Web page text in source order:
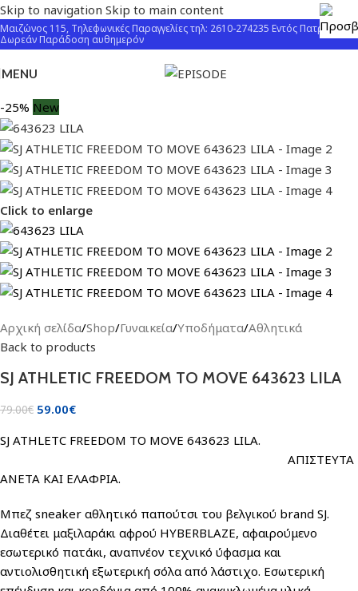
Skip to navigation Skip to main content
Μαιζώνος 115, Τηλεφωνικές Παραγγελίες τηλ: 2610-274235 Εντός Πατρών
Δωρεάν Παράδοση αυθημερόν
MENU
-25% New
Click to enlarge
Αρχική σελίδα/Shop/Γυναικεία/Υποδήματα/Αθλητικά
Back to products
SJ ATHLETIC FREEDOM TO MOVE 643623 LILA
79.00€ 59.00€
SJ ATHLETC FREEDOM TO MOVE 643623 LILA.
ΑΠΙΣΤΕΥΤΑ
ΑΝΕΤΑ ΚΑΙ ΕΛΑΦΡΙΑ.
Μπεζ sneaker αθλητικό παπούτσι του βελγικού brand SJ.
Διαθέτει μαξιλαράκι αφρού HYBERBLAZE, αφαιρούμενο
εσωτερικό πατάκι, αναπνέον τεχνικό ύφασμα και
αντιολισθητική εξωτερική σόλα από λάστιχο. Εσωτερική